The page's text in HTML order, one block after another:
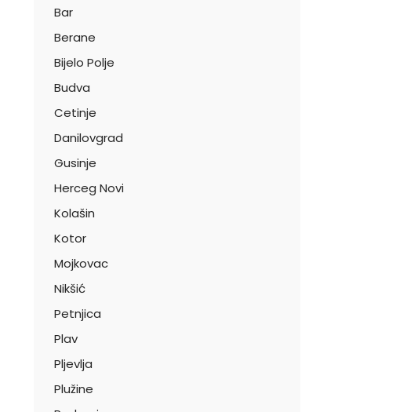
Bar
Berane
Bijelo Polje
Budva
Cetinje
Danilovgrad
Gusinje
Herceg Novi
Kolašin
Kotor
Mojkovac
Nikšić
Petnjica
Plav
Pljevlja
Plužine